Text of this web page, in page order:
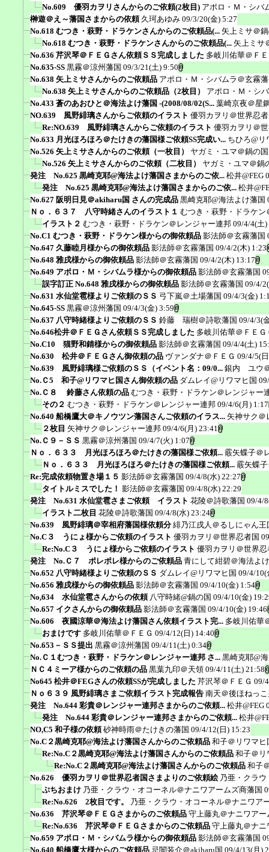
No.609 優羽カヲリさんからのご依頼(2枚目) アポロ・Ｍ・シバ
榊遊＠え～藩国さまからの依頼 久珂あゆみ 09/3/20(金) 5:27
No.618 むつき・萩野・ドラケンさんからのご依頼品(... 矢上ミサ＠
No.618 むつき・萩野・ドラケンさんからのご依頼品(... 矢上ミサ
No.636 芹沢琴＠ＦＥＧさん依頼ＳＳ完成しました 多岐川佑華＠Ｆ
No.635-SS 黒霧＠涼州藩国 09/3/21(土) 9:50
No.638 矢上ミサさんからのご依頼品 アポロ・Ｍ・シバムラ＠玄霧
No.638 矢上ミサさんからのご依頼品（2枚目）
アポロ・Ｍ・シ
No.433 蒼のあおひと＠海法よけ藩国 -(2008/08/02(S... 葉崎京夜＠星
NO.639 風野緋璃さんからご依頼のイラスト 優羽カヲリ＠世界忍
Re:NO.639 風野緋璃さんからご依頼のイラスト 優羽カヲリ＠
No.633 月光ほろほろ＠たけきの藩国様ご依頼SS完成い... ちひろ@リ
No.526 矢上ミサさんからのご依頼（一枚目）
ヤガミ・ユマ＠鍋の国
No.526 矢上ミサさんからのご依頼（二枚目）
ヤガミ・ユマ＠鍋
発注 No.625 黒崎克耶@海法よけ藩国さまからのご依... 松井@FEG
発注 No.625 黒崎克耶@海法よけ藩国さまからのご依... 松井
No.627 阪明日見＠akiharu国 さんの完成品 黒崎克耶@海法よけ藩国
Ｎｏ．６３７ 八守時緒さんのイラスト１ むつき・萩野・ドラケン
イラスト２ むつき・萩野・ドラケン＠レンジャー連邦 09/4/4(土)
No.C1 むつき・萩野・ドラケン様からの御依頼品 影法師＠玄霧藩国
No.647 久藤睦月様からの御依頼品 影法師＠玄霧藩国 09/4/2(木) 1:23
No.648 雅戌様からの御依頼品 影法師＠玄霧藩国 09/4/2(木) 13:17
No.649 アポロ・Ｍ・シバムラ様からの御依頼品 影法師＠玄霧藩国
誤字訂正 No.648 雅戌様からの御依頼品 影法師＠玄霧藩国 09/4/
No.631 水仙堂雹様よりご依頼のＳＳ 弓下嵐＠土場藩国 09/4/3(金)
No.645-SS 黒霧＠涼州藩国 09/4/3(金) 3:59
No.637 八守時緒様よりご依頼のＳＳ 鈴藤 瑞樹＠詩歌藩国 09/4/3(
No.646松井＠ＦＥＧさん依頼ＳＳ完成しました 多岐川佑華＠ＦＥＧ
No.C10 猫野和錆様からの御依頼品 影法師＠玄霧藩国 09/4/4(土)
No.630 松井＠ＦＥＧさん御依頼の品 ヴァンダナ＠ＦＥＧ 09/4/5(
No.639 風野緋璃様ご依頼のＳＳ（イベント名：09/0... 銀内 ユウ
No.Ｃ5 和子@リワマヒ国さん御依頼の品 ダムレイ@リワマヒ国
No.Ｃ８ 鈴藤さん依頼の品 むつき・萩野・ドラケン＠レンジャー
その２ むつき・萩野・ドラケン＠レンジャー連邦 09/4/6(月) 1:17
No.640 船橋鷹大＠キノウツン藩国さんご依頼のイラス... 矢神サク＠
２枚目 矢神サク＠レンジャー連邦 09/4/6(月) 23:41
No.Ｃ９－ＳＳ 黒霧＠涼州藩国 09/4/7(火) 1:07
Ｎｏ．６３３ 月光ほろほろ＠たけきの藩国様ご依頼... 霰矢蝶子＠
Ｎｏ．６３３ 月光ほろほろ＠たけきの藩国様ご依頼... 霰矢蝶
Re:完成依頼物置き場１５ 影法師＠玄霧藩国 09/4/8(水) 22:27
タイトルミスでした！ 影法師＠玄霧藩国 09/4/8(水) 22:29
発注 No.631 水仙堂雹さまご依頼 イラスト 花陵＠詩歌藩国 09/4/
イラスト二枚目 花陵＠詩歌藩国 09/4/8(水) 23:24
No.639 風野緋璃＠宰相府藩国様依頼分 緋乃江戌人＠るしにゃん王
No.C３ うにょ様からご依頼のイラスト 優羽カヲリ＠世界忍者国
Re:No.C３ うにょ様からご依頼のイラスト 優羽カヲリ＠世界忍
発注 No.Ｃ７ ポレポレ様からのご依頼品 青にして紺碧＠海法よ
No.652 八守時緒様よりご依頼のＳＳ ダムレイ@リワマヒ国 09/4/10(
No.656 雅戌様からの御依頼品 影法師＠玄霧藩国 09/4/10(金) 1:54
No,634 水仙堂雹さんからの依頼 八守時緒@鍋の国 09/4/10(金)
No.657 イクさんからの御依頼品 影法師＠玄霧藩国 09/4/10(金) 19:46
No.606 夜國涼華＠海法よけ藩国さん依頼イラスト完... 多岐川佑華
おまけです 多岐川佑華＠ＦＥＧ 09/4/12(日) 14:40
No.653－ＳＳ提出 黒霧＠涼州藩国 09/4/11(土) 0:34
No.Ｃ１むつき・萩野・ドラケン＠レンジャー連邦 さ... 黒崎克耶@
ＮＣ４ミーア様からのご依頼の品 黒葉九印＠天領 09/4/11(土) 21:58
No645 松井＠FEGさんの依頼SSが完成しました 芹沢琴＠ＦＥＧ 09/
Ｎｏ６３９ 風野緋璃さまご依頼イラスト完成報告 南天＠後ほねっ
発注 No.644 彩貴＠レンジャー連邦さまからのご依頼... 松井@FEG
発注 No.644 彩貴＠レンジャー連邦さまからのご依頼... 松井
NO,C5 和子様の依頼 砂神時雨＠たけきの藩国 09/4/12(日) 15:23
No.C２黒崎克耶@海法よけ藩国さんからのご依頼品 和子＠リワマヒ
Re:No.C２黒崎克耶@海法よけ藩国さんからのご依頼品 和子＠リ
Re:No.C２黒崎克耶@海法よけ藩国さんからのご依頼品 和子
No.626 優羽カヲリ＠世界忍者国さまよりのご依頼絵 乃亜・クラ
ぷちおまけ 乃亜・クラウ・オコーネル＠ナニワアームズ商藩国
Re:No.626 2枚目です。
乃亜・クラウ・オコーネル＠ナニワア
No.636 芹沢琴＠ＦＥＧさまからのご依頼品 守上藤丸＠ナニワアー
Re:No.636 芹沢琴＠ＦＥＧさまからのご依頼品 守上藤丸＠ナ
No.659 アポロ・Ｍ・シバムラ様からの御依頼品 影法師＠玄霧藩国
No.640 船橋鷹大様からのご依頼品 忌闇装介＠akiharu国 09/4/13(月)